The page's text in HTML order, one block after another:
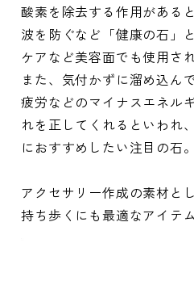
酸素を除去する作用がある
波を防ぐなど「健康の石」
ケアなど美容面でも使用さ
また、気付かずに溜め込ん
疲労などのマイナスエネル
れを正してくれるといわれ
におすすめしたい注目の石。
アクセサリー作成の素材と
持ち歩くにも最適なアイテム